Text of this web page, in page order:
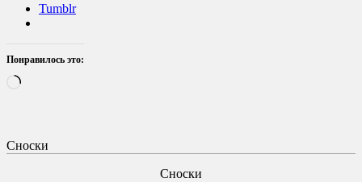
Tumblr
Понравилось это:
Загрузка…
Сноски
Сноски